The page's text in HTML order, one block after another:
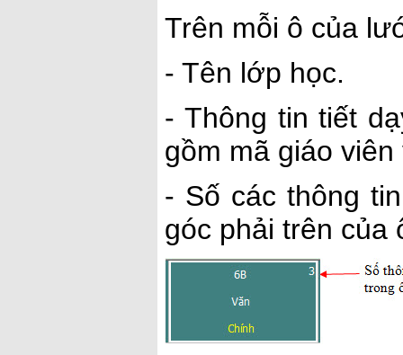
Trên mỗi ô của
- Tên lớp học.
- Thông tin tiết
gồm mã giáo
- Số các thông
góc phải trên của